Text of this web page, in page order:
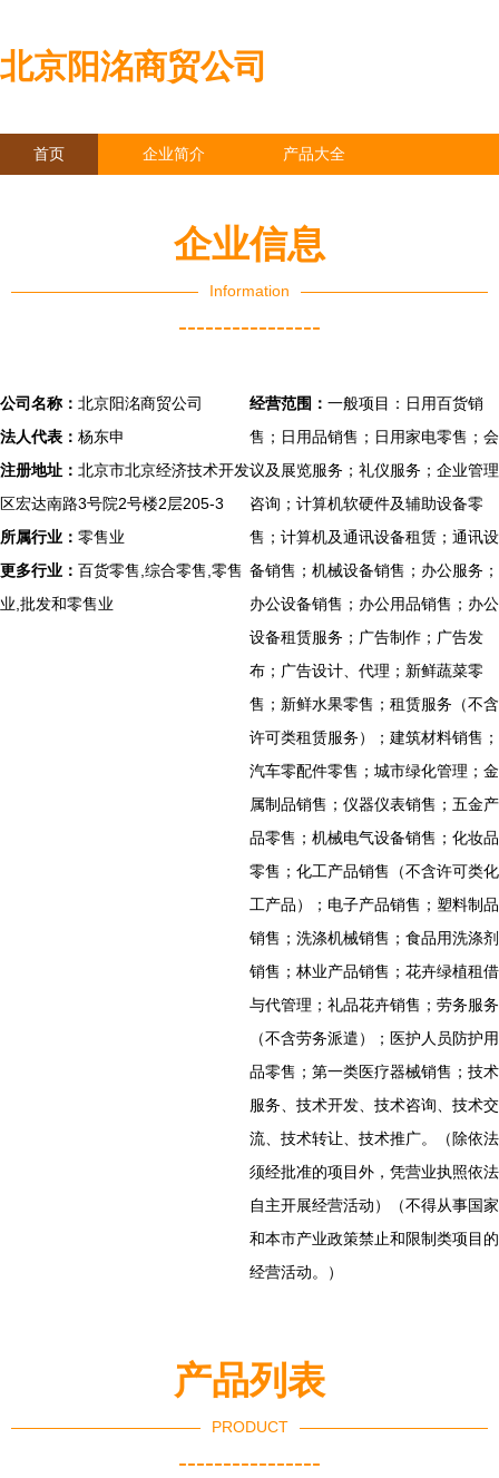
北京阳洺商贸公司
首页 企业简介 产品大全
企业信息
Information
----------------
公司名称： 北京阳洺商贸公司
法人代表： 杨东申
注册地址： 北京市北京经济技术开发
区宏达南路3号院2号楼2层205-3
所属行业： 零售业
更多行业： 百货零售,综合零售,零售
业,批发和零售业
经营范围： 一般项目：日用百货销
售；日用品销售；日用家电零售；会
议及展览服务；礼仪服务；企业管理
咨询；计算机软硬件及辅助设备零
售；计算机及通讯设备租赁；通讯设
备销售；机械设备销售；办公服务；
办公设备销售；办公用品销售；办公
设备租赁服务；广告制作；广告发
布；广告设计、代理；新鲜蔬菜零
售；新鲜水果零售；租赁服务（不含
许可类租赁服务）；建筑材料销售；
汽车零配件零售；城市绿化管理；金
属制品销售；仪器仪表销售；五金产
品零售；机械电气设备销售；化妆品
零售；化工产品销售（不含许可类化
工产品）；电子产品销售；塑料制品
销售；洗涤机械销售；食品用洗涤剂
销售；林业产品销售；花卉绿植租借
与代管理；礼品花卉销售；劳务服务
（不含劳务派遣）；医护人员防护用
品零售；第一类医疗器械销售；技术
服务、技术开发、技术咨询、技术交
流、技术转让、技术推广。（除依法
须经批准的项目外，凭营业执照依法
自主开展经营活动）（不得从事国家
和本市产业政策禁止和限制类项目的
经营活动。）
产品列表
PRODUCT
----------------